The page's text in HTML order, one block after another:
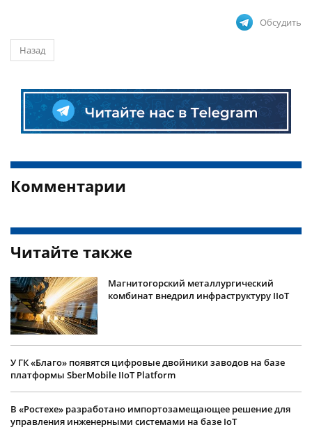
Обсудить
Назад
Комментарии
Читайте также
Магнитогорский металлургический
комбинат внедрил инфраструктуру IIoT
У ГК «Благо» появятся цифровые двойники заводов на базе
платформы SberMobile IIoT Platform
В «Ростехе» разработано импортозамещающее решение для
управления инженерными системами на базе IoT